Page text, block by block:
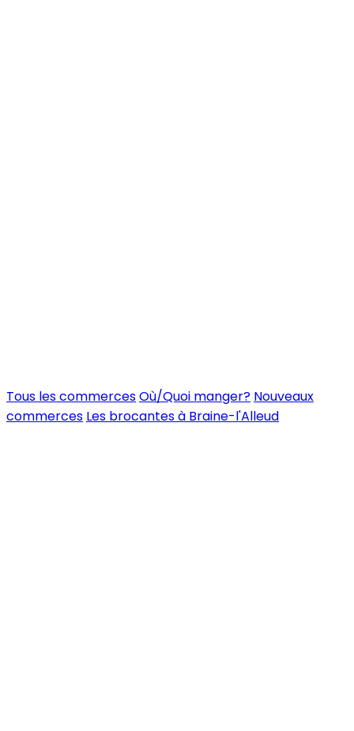
Tous les commercesOù/Quoi manger? Nouveaux
commerces Les brocantes à Braine-l'Alleud